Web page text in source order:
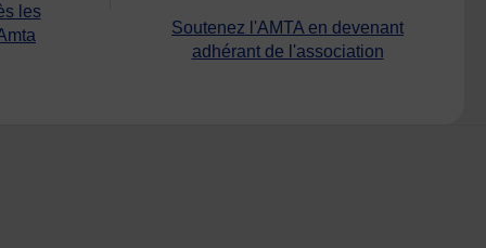
les
Soutenez l'AMTA en devenant
adhérant de l'association